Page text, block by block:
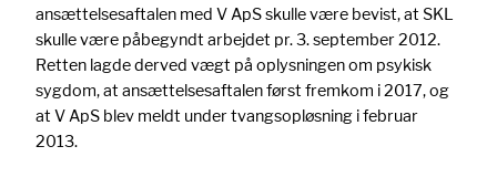
ansættelsesaftalen med V ApS skulle være bevist, at SKL
skulle være påbegyndt arbejdet pr. 3. september 2012.
Retten lagde derved vægt på oplysningen om psykisk
sygdom, at ansættelsesaftalen først fremkom i 2017, og
at V ApS blev meldt under tvangsopløsning i februar
2013.